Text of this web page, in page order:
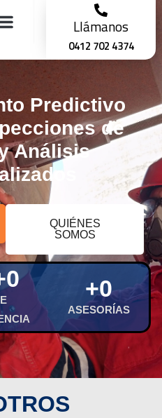
Llámanos
0412 702 4374
Predictivo
de
Análisis
QUIÉNES
SOMOS
0
ASESORÍAS
+0